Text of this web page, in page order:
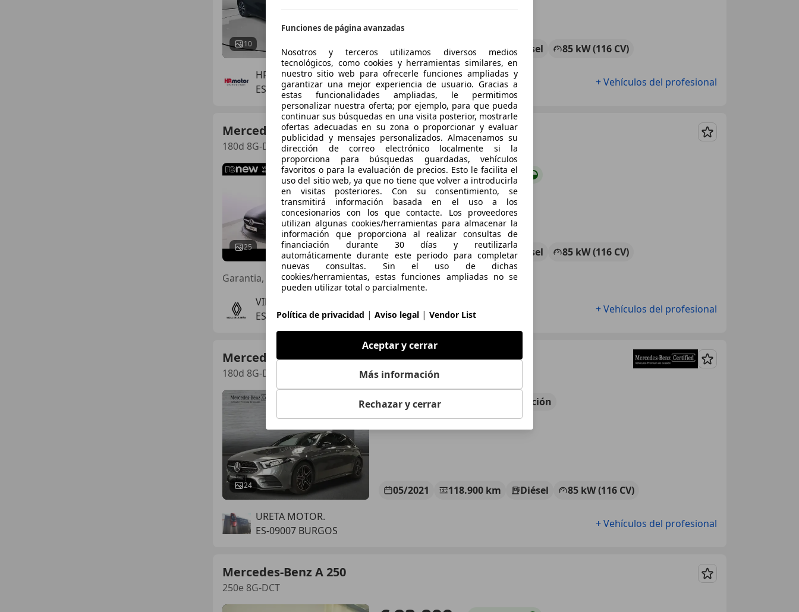
10 07/2021 91.082 km Diésel
85 kW (116 CV)
HR MOTOR GUIPUZCOA
ES-20160 LASARTE-ORIA
+ Vehículos del profesional
Mercedes-Benz A 180
180d 8G-DCT
Guardar
25
€ 24.790 Buen precio
02/2022 34.603 km Diésel
85 kW (116 CV)
Garantia, ESP
VIDAL DE LA PEÑA AUTOMÓVILES
ES-39011 SANTANDER
+ Vehículos del profesional
Mercedes-Benz A 180
180d 8G-DCT
Guardar
24
€ 24.000 comparación
05/2021 118.900 km Diésel
85 kW (116 CV)
URETA MOTOR.
ES-09007 BURGOS
+ Vehículos del profesional
Mercedes-Benz A 250
250e 8G-DCT
Guardar
Funciones de página avanzadas
Nosotros y terceros utilizamos diversos medios
tecnológicos, como cookies y herramientas similares, en
nuestro sitio web para ofrecerle funciones ampliadas y
garantizar una mejor experiencia de usuario. Gracias a
estas funcionalidades ampliadas, le permitimos
personalizar nuestra oferta; por ejemplo, para que pueda
continuar sus búsquedas en una visita posterior, mostrarle
ofertas adecuadas en su zona o proporcionar y evaluar
publicidad y mensajes personalizados. Almacenamos su
dirección de correo electrónico localmente si la
proporciona para búsquedas guardadas, vehículos
favoritos o para la evaluación de precios. Esto le facilita el
uso del sitio web, ya que no tiene que volver a introducirla
en visitas posteriores. Con su consentimiento, se
transmitirá información basada en el uso a los
concesionarios con los que contacte. Los proveedores
utilizan algunas cookies/herramientas para almacenar la
información que proporciona al realizar consultas de
financiación durante 30 días y reutilizarla
automáticamente durante este periodo para completar
nuevas consultas. Sin el uso de dichas
cookies/herramientas, estas funciones ampliadas no se
pueden utilizar total o parcialmente.
Política de privacidad | Aviso legal | Vendor List
Aceptar y cerrar
Más información
Rechazar y cerrar